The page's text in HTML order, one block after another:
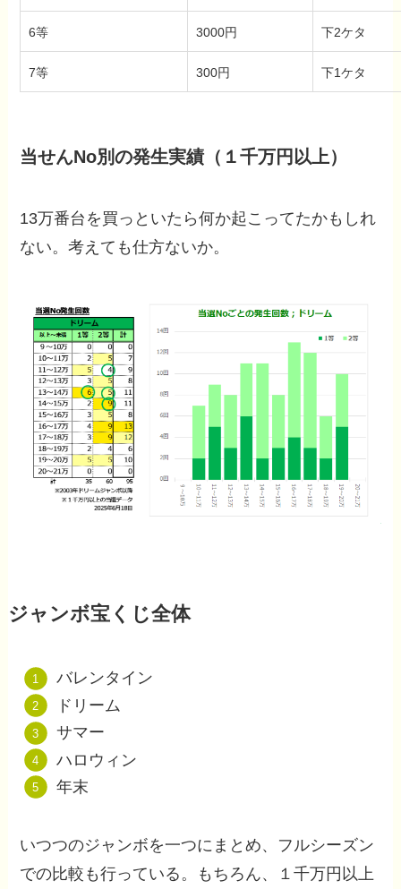
6等 3000円 下2ケタ
7等 300円 下1ケタ
当せんNo別の発生実績（１千万円以上）
13万番台を買っといたら何か起こってたかもしれ
ない。考えても仕方ないか。
ジャンボ宝くじ全体
バレンタイン
ドリーム
サマー
ハロウィン
年末
いつつのジャンボを一つにまとめ、フルシーズン
での比較も行っている。もちろん、１千万円以上